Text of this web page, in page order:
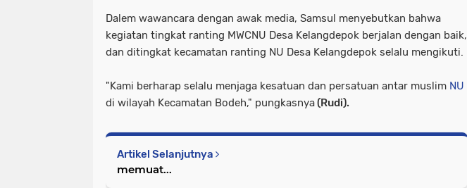
Dalem wawancara dengan awak media, Samsul menyebutkan bahwa
kegiatan tingkat ranting MWCNU Desa Kelangdepok berjalan dengan baik,
dan ditingkat kecamatan ranting NU Desa Kelangdepok selalu mengikuti.
"Kami berharap selalu menjaga kesatuan dan persatuan antar muslim NU
di wilayah Kecamatan Bodeh," pungkasnya(Rudi).
Artikel Selanjutnya
memuat...